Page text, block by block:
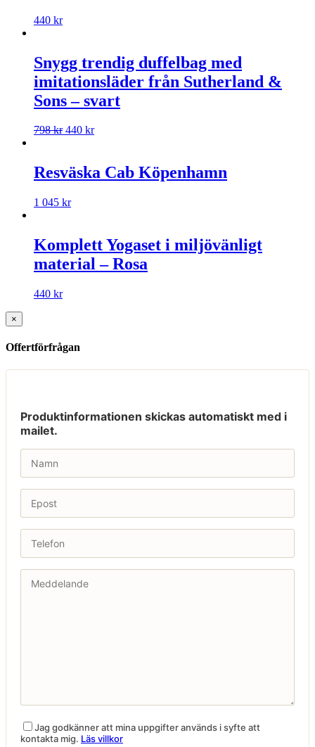
440 kr
Snygg trendig duffelbag med
imitationsläder från Sutherland &
Sons – svart
798kr 440 kr
Resväska Cab Köpenhamn
1 045 kr
Komplett Yogaset i miljövänligt
material – Rosa
440 kr
×
Offertförfrågan
Produktinformationen skickas automatiskt med i
mailet.
Jag godkänner att mina uppgifter används i syfte att
kontakta mig. Läs villkor